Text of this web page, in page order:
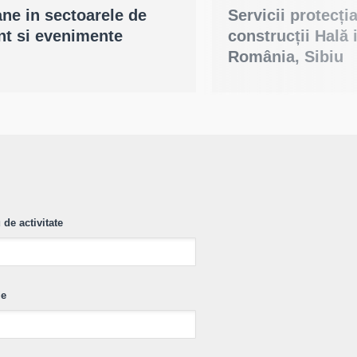
in sectoarele de
si evenimente
Servicii
construcții Hală
România, Sibiu
de activitate